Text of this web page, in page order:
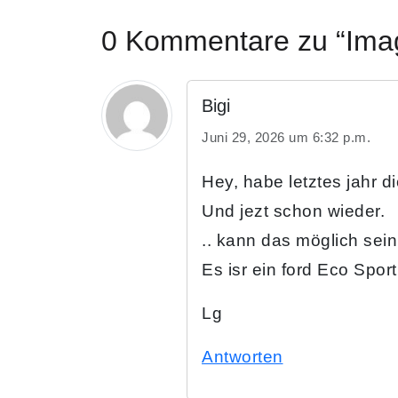
0 Kommentare zu
Bigi
Juni 29, 2026 um 6:32 p.m.
Hey, habe letztes jahr
Und jezt schon wieder.
.. kann das möglich
Es isr ein ford Eco
Lg
Antworten